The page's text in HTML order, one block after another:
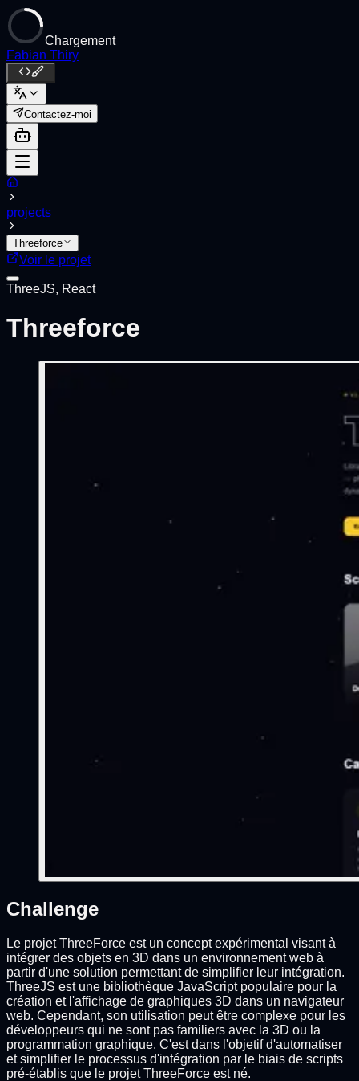
Chargement
Fabian Thiry
Contactez-moi
projects
Threeforce
Voir le projet
ThreeJS, React
Threeforce
Challenge
Le projet ThreeForce est un concept expérimental visant à
intégrer des objets en 3D dans un environnement web à
partir d'une solution permettant de simplifier leur intégration.
ThreeJS est une bibliothèque JavaScript populaire pour la
création et l'affichage de graphiques 3D dans un navigateur
web. Cependant, son utilisation peut être complexe pour les
développeurs qui ne sont pas familiers avec la 3D ou la
programmation graphique. C'est dans l'objetif d'automatiser
et simplifier le processus d'intégration par le biais de scripts
pré-établis que le projet ThreeForce est né.